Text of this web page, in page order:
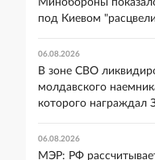
Минобороны
под Киевом
06.08.2026
В зоне СВО
молдавского
которого награждал
06.08.2026
МЭР: РФ